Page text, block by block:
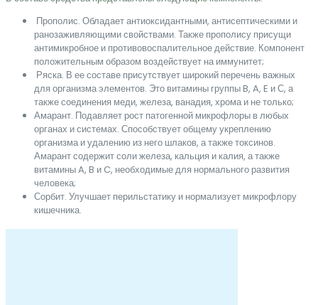
Прополис. Обладает антиоксидантными, антисептическими и
ранозаживляющими свойствами. Также прополису присущи
антимикробное и противовоспалительное действие. Компонент
положительным образом воздействует на иммунитет;
Ряска. В ее составе присутствует широкий перечень важных
для организма элементов. Это витамины группы B, A, E и С, а
также соединения меди, железа, ванадия, хрома и не только;
Амарант. Подавляет рост патогенной микрофлоры в любых
органах и системах. Способствует общему укреплению
организма и удалению из него шлаков, а также токсинов.
Амарант содержит соли железа, кальция и калия, а также
витамины A, B и C, необходимые для нормального развития
человека;
Сорбит. Улучшает перильстатику и нормализует микрофлору
кишечника.